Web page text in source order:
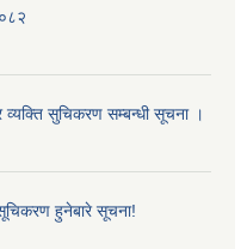
सुचिकरण सम्बन्धी सूचना ।
हुनेबारे सूचना!